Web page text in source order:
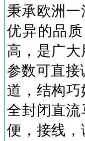
秉承欧洲
优异的品
高，是广
参数可直接
道，结构
全封闭直
便，接线